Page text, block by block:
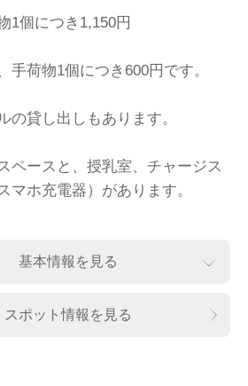
1個につき1,150円
手荷物1個につき600円です。
の貸し出しもあります。
ペースと、授乳室、チャージス
マホ充電器）があります。
基本情報を見る
スポット情報を見る